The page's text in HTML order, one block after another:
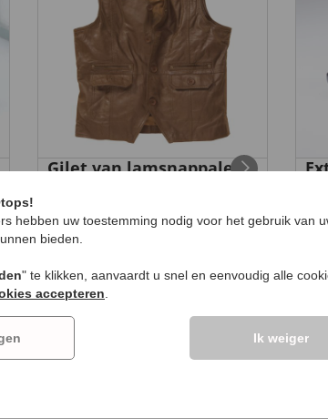
Gilet van lamsnappaleer
beoordelingen >>
hebben uw toestemming nodig voor het gebruik van
bieden.
" te klikken, aanvaardt u snel en eenvoudig alle
accepteren
Ik weiger